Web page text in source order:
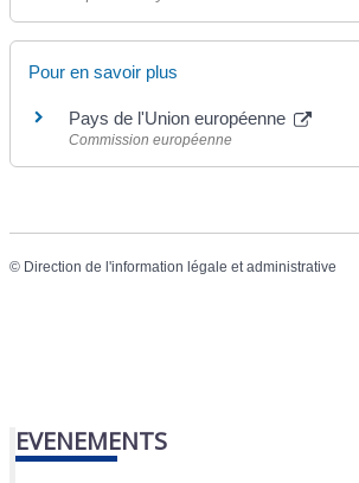
Pour en savoir plus
Pays de l'Union européenne
Commission européenne
© Direction de l'information légale et administrative
EVENEMENTS